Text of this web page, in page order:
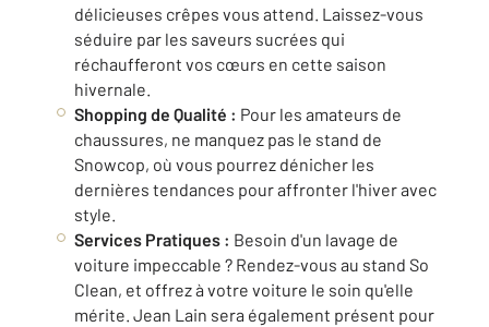
délicieuses crêpes vous attend. Laissez-vous
séduire par les saveurs sucrées qui
réchaufferont vos cœurs en cette saison
hivernale.
Shopping de Qualité : Pour les amateurs de
chaussures, ne manquez pas le stand de
Snowcop, où vous pourrez dénicher les
dernières tendances pour affronter l'hiver avec
style.
Services Pratiques : Besoin d'un lavage de
voiture impeccable ? Rendez-vous au stand So
Clean, et offrez à votre voiture le soin qu'elle
mérite. Jean Lain sera également présent pour